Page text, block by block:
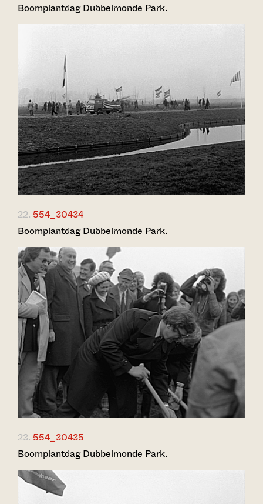
Boomplantdag Dubbelmonde Park.
22. 554_30434
Boomplantdag Dubbelmonde Park.
23. 554_30435
Boomplantdag Dubbelmonde Park.